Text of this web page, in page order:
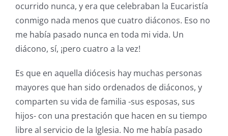
ocurrido nunca, y era que celebraban la Eucaristía
conmigo nada menos que cuatro diáconos. Eso no
me había pasado nunca en toda mi vida. Un
diácono, sí, ¡pero cuatro a la vez!
Es que en aquella diócesis hay muchas personas
mayores que han sido ordenados de diáconos, y
comparten su vida de familia -sus esposas, sus
hijos- con una prestación que hacen en su tiempo
libre al servicio de la Iglesia. No me había pasado